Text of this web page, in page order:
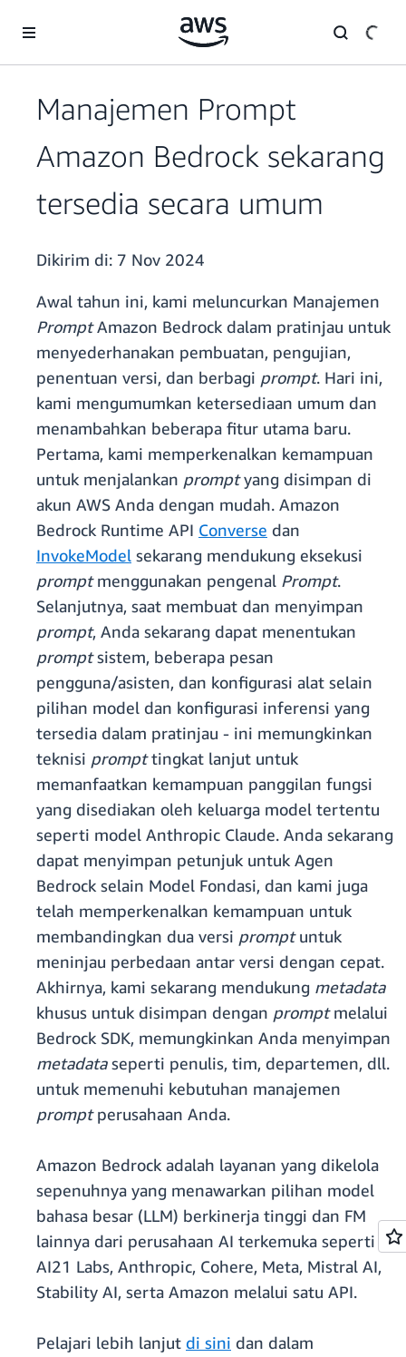
Manajemen Prompt
Amazon Bedrock sekarang
tersedia secara umum
Dikirim di: 7 Nov 2024
Awal tahun ini, kami meluncurkan Manajemen
PromptAmazon Bedrock dalam pratinjau untuk
menyederhanakan pembuatan, pengujian,
penentuan versi, dan berbagi prompt. Hari ini,
kami mengumumkan ketersediaan umum dan
menambahkan beberapa fitur utama baru.
Pertama, kami memperkenalkan kemampuan
untuk menjalankan promptyang disimpan di
akun AWS Anda dengan mudah. Amazon
Bedrock Runtime API Converse dan
InvokeModel sekarang mendukung eksekusi
promptmenggunakan pengenal Prompt.
Selanjutnya, saat membuat dan menyimpan
prompt, Anda sekarang dapat menentukan
promptsistem, beberapa pesan
pengguna/asisten, dan konfigurasi alat selain
pilihan model dan konfigurasi inferensi yang
tersedia dalam pratinjau - ini memungkinkan
teknisi prompttingkat lanjut untuk
memanfaatkan kemampuan panggilan fungsi
yang disediakan oleh keluarga model tertentu
seperti model Anthropic Claude. Anda sekarang
dapat menyimpan petunjuk untuk Agen
Bedrock selain Model Fondasi, dan kami juga
telah memperkenalkan kemampuan untuk
membandingkan dua versi promptuntuk
meninjau perbedaan antar versi dengan cepat.
Akhirnya, kami sekarang mendukung metadata
khusus untuk disimpan dengan promptmelalui
Bedrock SDK, memungkinkan Anda menyimpan
metadataseperti penulis, tim, departemen, dll.
untuk memenuhi kebutuhan manajemen
promptperusahaan Anda.
Amazon Bedrock adalah layanan yang dikelola
sepenuhnya yang menawarkan pilihan model
bahasa besar (LLM) berkinerja tinggi dan FM
lainnya dari perusahaan AI terkemuka seperti
AI21 Labs, Anthropic, Cohere, Meta, Mistral AI,
Stability AI, serta Amazon melalui satu API.
Pelajari lebih lanjut di sini dan dalam